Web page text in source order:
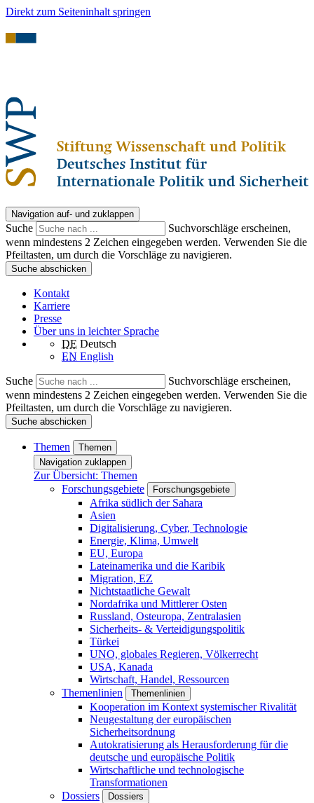
Direkt zum Seiteninhalt springen
Navigation auf- und zuklappen
Suche
Suchvorschläge erscheinen,
wenn mindestens 2 Zeichen eingegeben werden. Verwenden Sie die
Pfeiltasten, um durch die Vorschläge zu navigieren.
Suche abschicken
Kontakt
Karriere
Presse
Über uns in leichter Sprache
DE Deutsch
EN English
Suche
Suchvorschläge erscheinen,
wenn mindestens 2 Zeichen eingegeben werden. Verwenden Sie die
Pfeiltasten, um durch die Vorschläge zu navigieren.
Suche abschicken
Themen
Themen
Navigation zuklappen
Zur Übersicht: Themen
Forschungsgebiete
Forschungsgebiete
Afrika südlich der Sahara
Asien
Digitalisierung, Cyber, Technologie
Energie, Klima, Umwelt
EU, Europa
Lateinamerika und die Karibik
Migration, EZ
Nichtstaatliche Gewalt
Nordafrika und Mittlerer Osten
Russland, Osteuropa, Zentralasien
Sicherheits- & Verteidigungspolitik
Türkei
UNO, globales Regieren, Völkerrecht
USA, Kanada
Wirtschaft, Handel, Ressourcen
Themenlinien
Themenlinien
Kooperation im Kontext systemischer Rivalität
Neugestaltung der europäischen
Sicherheitsordnung
Autokratisierung als Herausforderung für die
deutsche und europäische Politik
Wirtschaftliche und technologische
Transformationen
Dossiers
Dossiers